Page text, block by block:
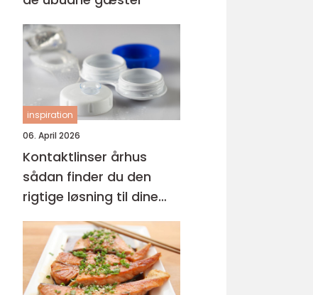
inspiration
06. April 2026
Kontaktlinser århus
sådan finder du den
rigtige løsning til dine
øjne